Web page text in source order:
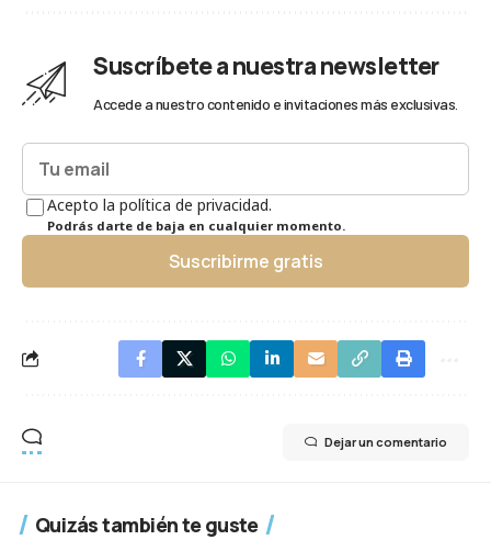
Suscríbete a nuestra newsletter
Accede a nuestro contenido e invitaciones más exclusivas.
Acepto la política de privacidad.
Podrás darte de baja en cualquier momento.
Suscribirme gratis
Dejar un comentario
Quizás también te guste